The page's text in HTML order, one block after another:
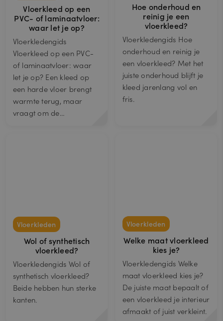
Vloerkleed op een
PVC- of laminaatvloer:
waar let je op?
Vloerkledengids
Vloerkleed op een PVC-
of laminaatvloer: waar
let je op? Een kleed op
een harde vloer brengt
warmte terug, maar
vraagt om de…
Hoe onderhoud en
reinig je een
vloerkleed?
Vloerkledengids Hoe
onderhoud en reinig je
een vloerkleed? Met het
juiste onderhoud blijft je
kleed jarenlang vol en
fris.
Vloerkleden
Wol of synthetisch
vloerkleed?
Vloerkledengids Wol of
synthetisch vloerkleed?
Beide hebben hun sterke
kanten.
Vloerkleden
Welke maat vloerkleed
kies je?
Vloerkledengids Welke
maat vloerkleed kies je?
De juiste maat bepaalt of
een vloerkleed je interieur
afmaakt of juist verkleint.